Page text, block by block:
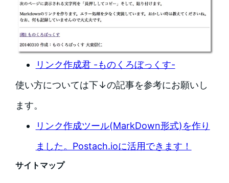
リンク作成君 -ものくろぼっくす-
使い方については下↓の記事を参考にお願いし
ます。
リンク作成ツール(MarkDown形式)を作り
ました。Postach.ioに活用できます！
サイトマップ